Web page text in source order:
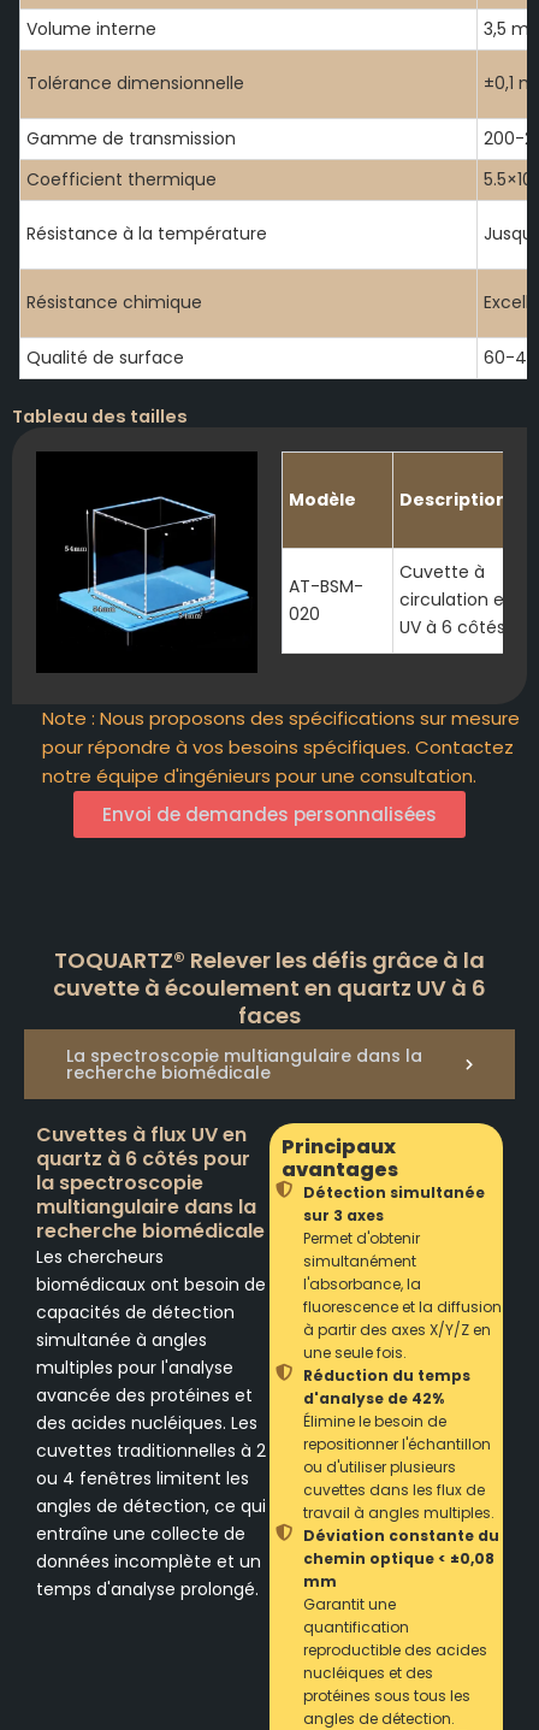
Volume interne
3,5
Tolérance dimensionnelle ±0,1
Gamme de transmission
200-
Coefficient thermique
Résistance à la température
Résistance chimique
Qualité de surface 60-
Tableau des tailles
Modèle Description
AT-BSM-
020
Cuvette à
circulation en
UV à 6 côtés
Note : Nous proposons des spécifications sur mesure
pour répondre à vos besoins spécifiques. Contactez
notre équipe d'ingénieurs pour une consultation.
Envoi de demandes personnalisées
TOQUARTZ® Relever les défis grâce à la
cuvette à écoulement en quartz UV à 6
faces
La spectroscopie multiangulaire dans la
recherche biomédicale
Cuvettes à flux UV en
quartz à 6 côtés pour
la spectroscopie
multiangulaire dans la
recherche biomédicale
Les chercheurs
biomédicaux ont besoin de
capacités de détection
simultanée à angles
multiples pour l'analyse
avancée des protéines et
des acides nucléiques. Les
cuvettes traditionnelles à 2
ou 4 fenêtres limitent les
angles de détection, ce qui
entraîne une collecte de
données incomplète et un
temps d'analyse prolongé.
Principaux
avantages
Détection simultanée
sur 3 axes
Permet d'obtenir
simultanément
l'absorbance, la
fluorescence et la diffusion
à partir des axes X/Y/Z en
une seule fois.
Réduction du temps
d'analyse de 42%
Élimine le besoin de
repositionner l'échantillon
ou d'utiliser plusieurs
cuvettes dans les flux de
travail à angles multiples.
Déviation constante du
chemin optique < ±0,08
mm
Garantit une
quantification
reproductible des acides
nucléiques et des
protéines sous tous les
angles de détection.